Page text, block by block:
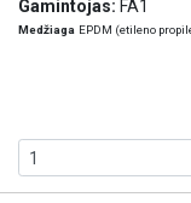
Gamintojas: FA1
Medžiaga EPDM (etileno